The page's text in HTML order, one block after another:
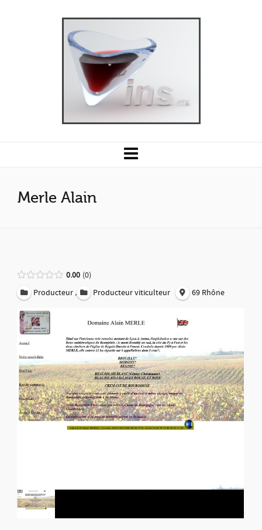
Merle Alain
0.00 0
Producteur , Producteur viticulteur 69 Rhône